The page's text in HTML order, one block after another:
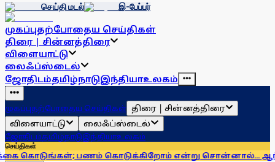
செய்தி மடல் இ-பேப்பர்
முகப்புதற்போதைய செய்திகள்
திரை | சின்னத்திரை
விளையாட்டு
லைஃப்ஸ்டைல்
ஜோதிடம்தமிழ்நாடுஇந்தியாஉலகம்
முகப்புதற்போதைய செய்திகள் திரை | சின்னத்திரை
விளையாட்டு
லைஃப்ஸ்டைல்
ஜோதிடம்தமிழ்நாடுஇந்தியாஉலகம்
செய்திகள்
பணம் கொடுக்கிறோம் என்று சொன்னால்... ஆர்பிஐ